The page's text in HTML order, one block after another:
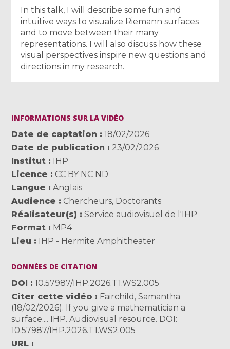
In this talk, I will describe some fun and
intuitive ways to visualize Riemann surfaces
and to move between their many
representations. I will also discuss how these
visual perspectives inspire new questions and
directions in my research.
INFORMATIONS SUR LA VIDÉO
Date de captation
18/02/2026
Date de publication
23/02/2026
Institut
IHP
Licence
CC BY NC ND
Langue
Anglais
Audience
Chercheurs, Doctorants
Réalisateur(s)
Service audiovisuel de l'IHP
Format
MP4
Lieu
IHP - Hermite Amphitheater
DONNÉES DE CITATION
DOI
10.57987/IHP.2026.T1.WS2.005
Citer cette vidéo
Fairchild, Samantha
(18/02/2026). If you give a mathematician a
surface.... IHP. Audiovisual resource. DOI:
10.57987/IHP.2026.T1.WS2.005
URL